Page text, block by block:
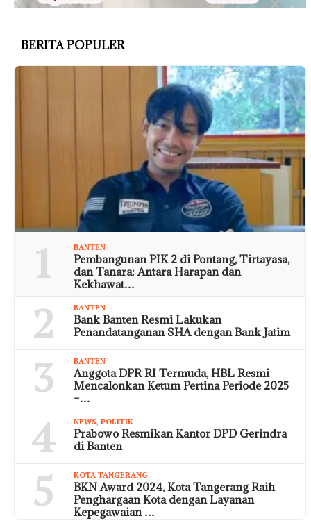
BERITA POPULER
1 BANTEN
Pembangunan PIK 2 di Pontang, Tirtayasa,
dan Tanara: Antara Harapan dan
Kekhawat…
2 BANTEN
Bank Banten Resmi Lakukan
Penandatanganan SHA dengan Bank Jatim
3 BANTEN
Anggota DPR RI Termuda, HBL Resmi
Mencalonkan Ketum Pertina Periode 2025
–…
4 NEWS, POLITIK
Prabowo Resmikan Kantor DPD Gerindra
di Banten
5 KOTA TANGERANG
BKN Award 2024, Kota Tangerang Raih
Penghargaan Kota dengan Layanan
Kepegawaian …